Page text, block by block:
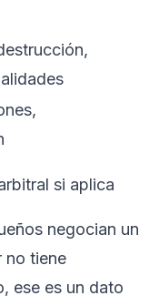
si aplica
negocian un
no tiene
ese es un dato